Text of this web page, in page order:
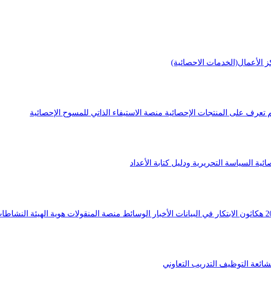
الأعمال(الخدمات الاحصائية)
تعرف على المنتجات الإحصائية منصة الاستيفاء الذاتي للمسوح الإحصائية
السياسة التحريرية ودليل كتابة الأعداد
هكاثون الابتكار في البيانات الأخبار الوسائط منصة المنقولات هوية الهيئة
التوظيف التدريب التعاوني